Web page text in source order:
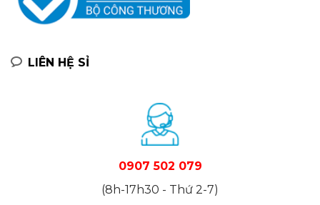
LIÊN HỆ SỈ
0907 502 079
(8h-17h30 - Thứ 2-7)